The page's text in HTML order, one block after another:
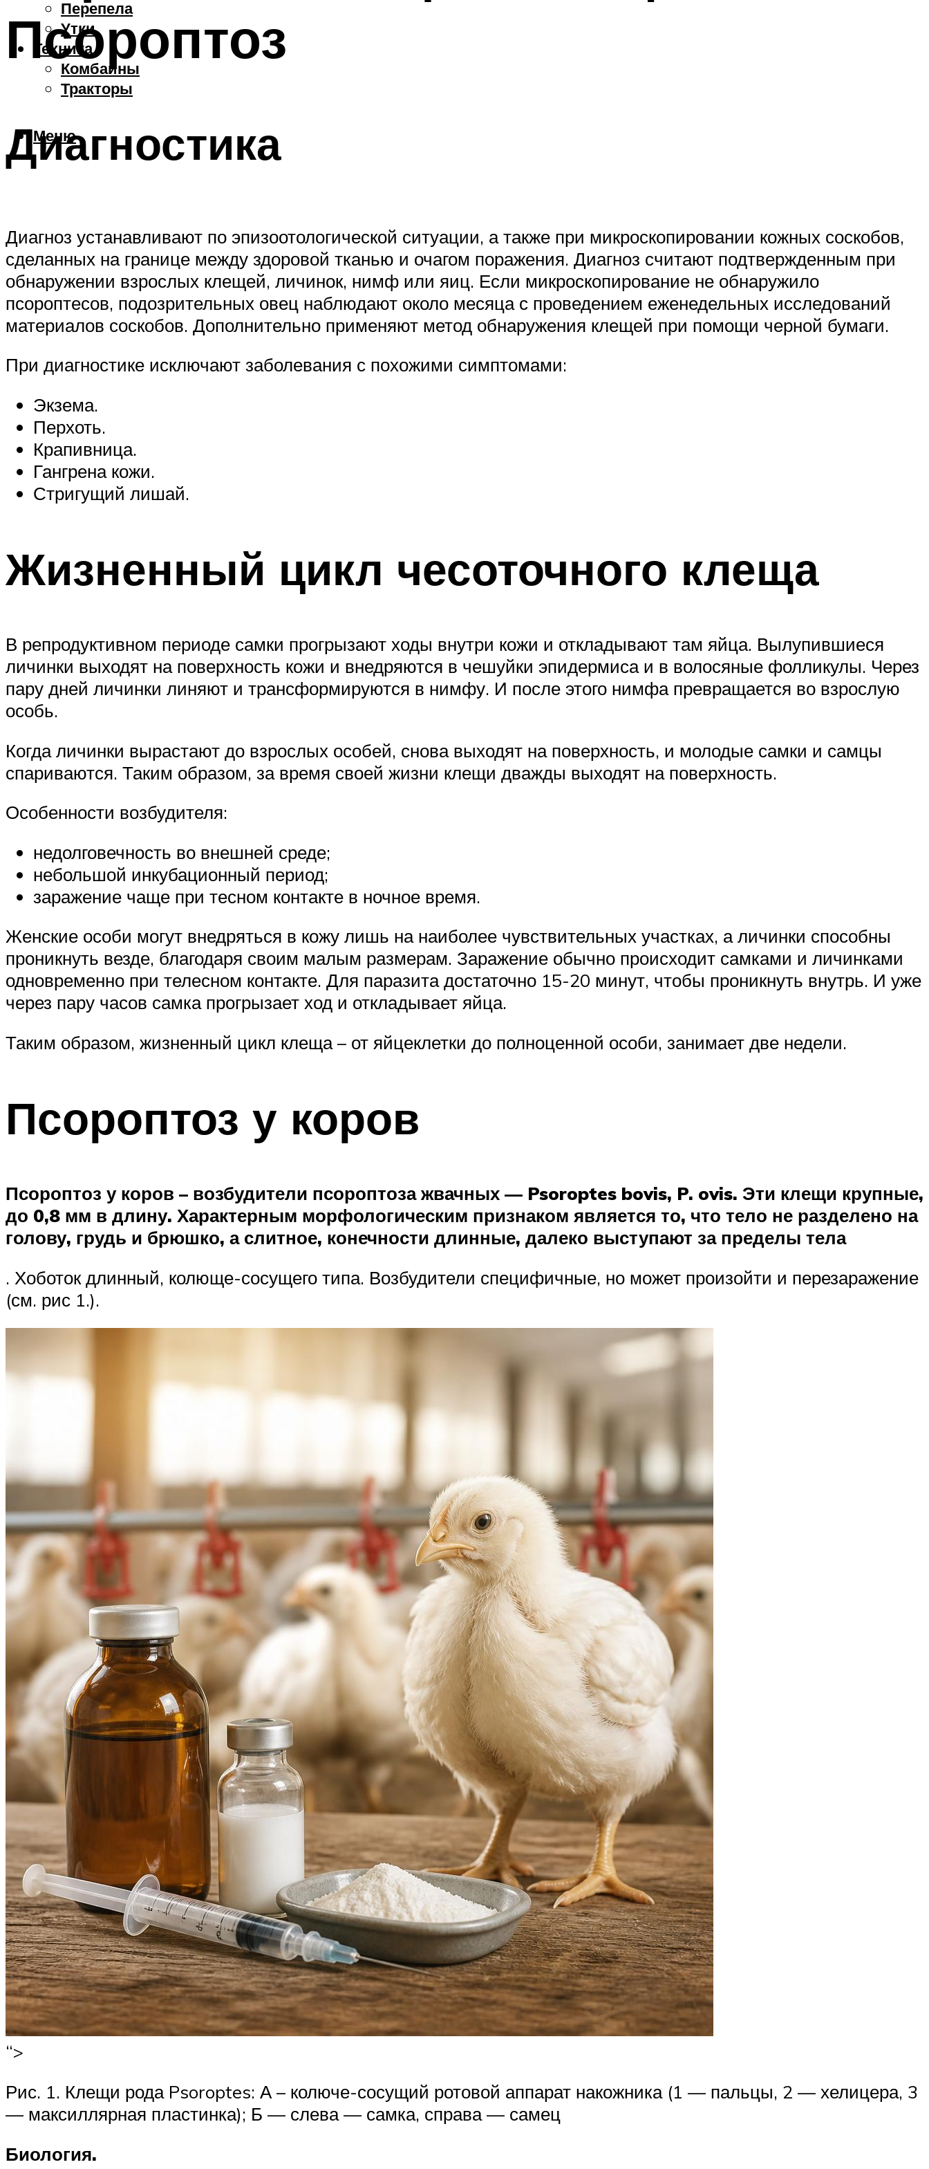
Перепела
Утки
Техника
Комбайны
Тракторы
Меню
Псороптоз
Диагностика
Диагноз устанавливают по эпизоотологической ситуации, а также при микроскопировании кожных соскобов,
сделанных на границе между здоровой тканью и очагом поражения. Диагноз считают подтвержденным при
обнаружении взрослых клещей, личинок, нимф или яиц. Если микроскопирование не обнаружило
псороптесов, подозрительных овец наблюдают около месяца с проведением еженедельных исследований
материалов соскобов. Дополнительно применяют метод обнаружения клещей при помощи черной бумаги.
При диагностике исключают заболевания с похожими симптомами:
Экзема.
Перхоть.
Крапивница.
Гангрена кожи.
Стригущий лишай.
Жизненный цикл чесоточного клеща
В репродуктивном периоде самки прогрызают ходы внутри кожи и откладывают там яйца. Вылупившиеся
личинки выходят на поверхность кожи и внедряются в чешуйки эпидермиса и в волосяные фолликулы. Через
пару дней личинки линяют и трансформируются в нимфу. И после этого нимфа превращается во взрослую
особь.
Когда личинки вырастают до взрослых особей, снова выходят на поверхность, и молодые самки и самцы
спариваются. Таким образом, за время своей жизни клещи дважды выходят на поверхность.
Особенности возбудителя:
недолговечность во внешней среде;
небольшой инкубационный период;
заражение чаще при тесном контакте в ночное время.
Женские особи могут внедряться в кожу лишь на наиболее чувствительных участках, а личинки способны
проникнуть везде, благодаря своим малым размерам. Заражение обычно происходит самками и личинками
одновременно при телесном контакте. Для паразита достаточно 15-20 минут, чтобы проникнуть внутрь. И уже
через пару часов самка прогрызает ход и откладывает яйца.
Таким образом, жизненный цикл клеща – от яйцеклетки до полноценной особи, занимает две недели.
Псороптоз у коров
Псороптоз у коров – возбудители псороптоза жвачных — Psoroptes bovis, P. ovis. Эти клещи крупные,
до 0,8 мм в длину. Характерным морфологическим признаком является то, что тело не разделено на
голову, грудь и брюшко, а слитное, конечности длинные, далеко выступают за пределы тела
. Хоботок длинный, колюще-сосущего типа. Возбудители специфичные, но может произойти и перезаражение
(см. рис 1.).
“>
Рис. 1. Клещи рода Psoroptes: А – колюче-сосущий ротовой аппарат накожника (1 — пальцы, 2 — хелицера, 3
— максиллярная пластинка); Б — слева — самка, справа — самец
Биология.